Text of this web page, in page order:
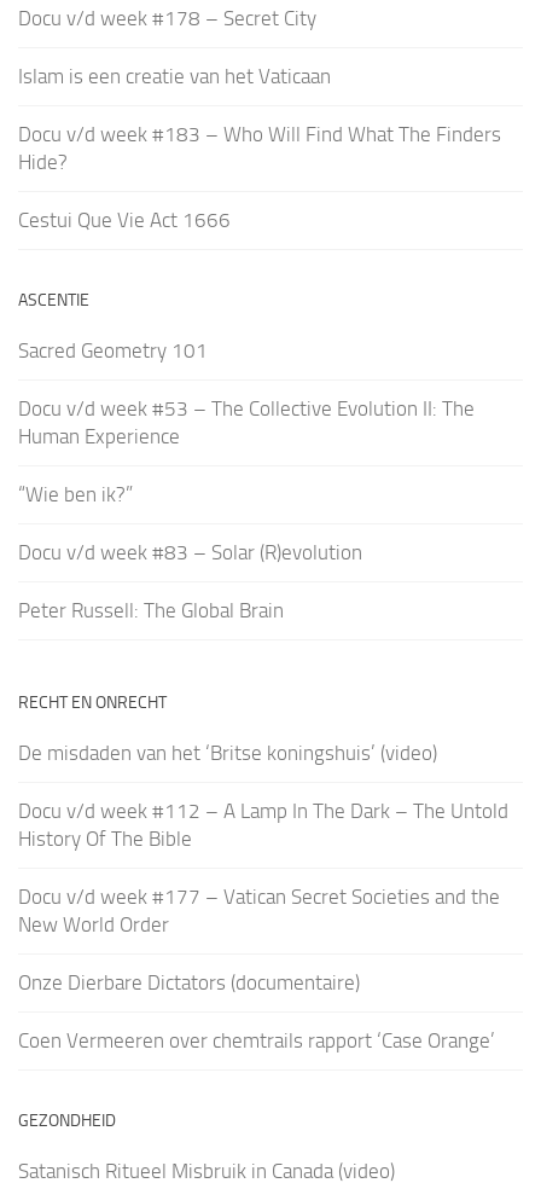
Docu v/d week #178 – Secret City
Islam is een creatie van het Vaticaan
Docu v/d week #183 – Who Will Find What The Finders
Hide?
Cestui Que Vie Act 1666
ASCENTIE
Sacred Geometry 101
Docu v/d week #53 – The Collective Evolution II: The
Human Experience
“Wie ben ik?”
Docu v/d week #83 – Solar (R)evolution
Peter Russell: The Global Brain
RECHT EN ONRECHT
De misdaden van het ‘Britse koningshuis’ (video)
Docu v/d week #112 – A Lamp In The Dark – The Untold
History Of The Bible
Docu v/d week #177 – Vatican Secret Societies and the
New World Order
Onze Dierbare Dictators (documentaire)
Coen Vermeeren over chemtrails rapport ‘Case Orange’
GEZONDHEID
Satanisch Ritueel Misbruik in Canada (video)